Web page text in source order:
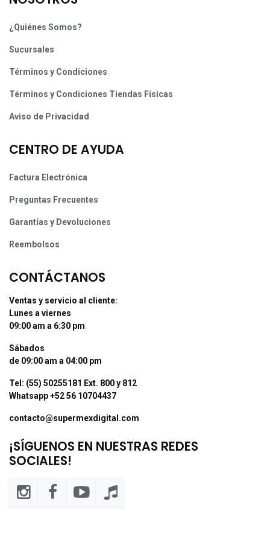
¿Quiénes Somos?
Sucursales
Términos y Condiciones
Términos y Condiciones Tiendas Físicas
Aviso de Privacidad
CENTRO DE AYUDA
Factura Electrónica
Preguntas Frecuentes
Garantías y Devoluciones
Reembolsos
CONTÁCTANOS
Ventas y servicio al cliente:
Lunes a viernes
09:00 am a 6:30 pm
Sábados
de 09:00 am a 04:00 pm
Tel: (55) 50255181 Ext. 800 y 812
Whatsapp +52 56 10704437
contacto@supermexdigital.com
¡SÍGUENOS EN NUESTRAS REDES
SOCIALES!